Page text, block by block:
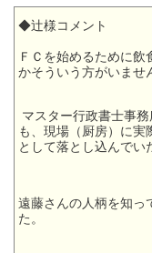
◆辻様コメント
ＦＣを始めるために
かそういう方がいませ
マスター行政書士事
も、現場（厨房）に実
として落とし込んでい
遠藤さんの人柄を知っ
た。